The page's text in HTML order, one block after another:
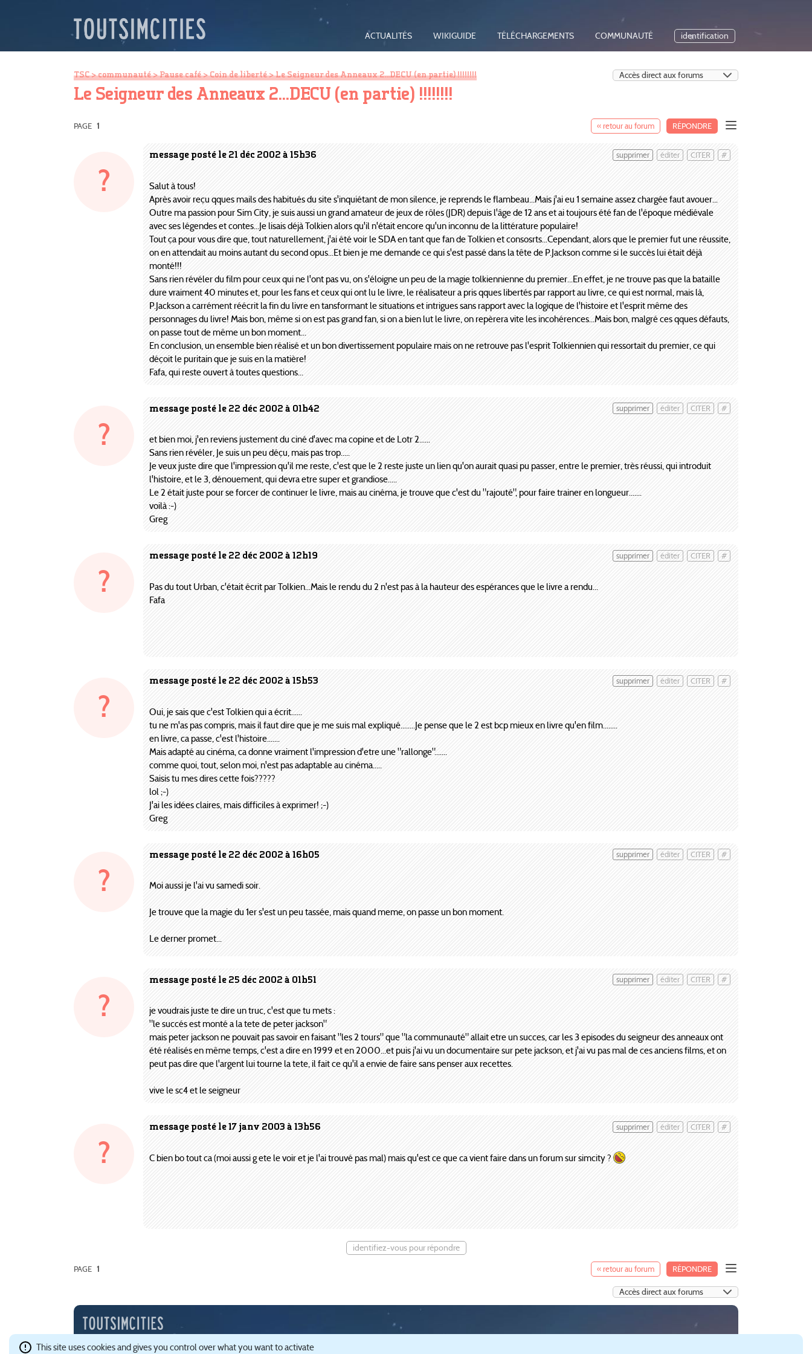
ACTUALITÉS WIKIGUIDE TÉLÉCHARGEMENTS COMMUNAUTÉ identification
TSC>communauté>Pause café>Coin de liberté> Le Seigneur des Anneaux 2...DECU (en partie) !!!!!!!!
Le Seigneur des Anneaux 2...DECU (en partie) !!!!!!!!
« retour au forum RÉPONDRE
PAGE 1
message posté le 21 déc 2002 à 15h36 #
CITER
éditer
supprimer
?
Salut à tous!
Après avoir reçu qques mails des habitués du site s'inquiétant de mon silence, je reprends le flambeau...Mais j'ai eu 1 semaine assez chargée faut avouer...
Outre ma passion pour Sim City, je suis aussi un grand amateur de jeux de rôles (JDR) depuis l'âge de 12 ans et ai toujours été fan de l'époque médiévale
avec ses légendes et contes...Je lisais déjà Tolkien alors qu'il n'était encore qu'un inconnu de la littérature populaire!
Tout ça pour vous dire que, tout naturellement, j'ai été voir le SDA en tant que fan de Tolkien et consosrts...Cependant, alors que le premier fut une réussite,
on en attendait au moins autant du second opus...Et bien je me demande ce qui s'est passé dans la tête de P.Jackson comme si le succès lui était déjà
monté!!!
Sans rien révéler du film pour ceux qui ne l'ont pas vu, on s'éloigne un peu de la magie tolkiennienne du premier...En effet, je ne trouve pas que la bataille
dure vraiment 40 minutes et, pour les fans et ceux qui ont lu le livre, le réalisateur a pris qques libertés par rapport au livre, ce qui est normal, mais là,
P.Jackson a carrément réécrit la fin du livre en tansformant le situations et intrigues sans rapport avec la logique de l'histoire et l'esprit même des
personnages du livre! Mais bon, même si on est pas grand fan, si on a bien lut le livre, on repèrera vite les incohérences...Mais bon, malgré ces qques défauts,
on passe tout de même un bon moment...
En conclusion, un ensemble bien réalisé et un bon divertissement populaire mais on ne retrouve pas l'esprit Tolkiennien qui ressortait du premier, ce qui
déçoit le puritain que je suis en la matière!
Fafa, qui reste ouvert à toutes questions...
message posté le 22 déc 2002 à 01h42 #
CITER
éditer
supprimer
?
et bien moi, j'en reviens justement du ciné d'avec ma copine et de Lotr 2......
Sans rien révéler, Je suis un peu déçu, mais pas trop.....
Je veux juste dire que l'impression qu'il me reste, c'est que le 2 reste juste un lien qu'on aurait quasi pu passer, entre le premier, très réussi, qui introduit
l'histoire, et le 3, dénouement, qui devra etre super et grandiose.....
Le 2 était juste pour se forcer de continuer le livre, mais au cinéma, je trouve que c'est du "rajouté", pour faire trainer en longueur.......
voilà :-)
Greg
message posté le 22 déc 2002 à 12h19 #
CITER
éditer
supprimer
?
Pas du tout Urban, c'était écrit par Tolkien...Mais le rendu du 2 n'est pas à la hauteur des espérances que le livre a rendu...
Fafa
message posté le 22 déc 2002 à 15h53 #
CITER
éditer
supprimer
?
Oui, je sais que c'est Tolkien qui a écrit......
tu ne m'as pas compris, mais il faut dire que je me suis mal expliqué........Je pense que le 2 est bcp mieux en livre qu'en film........
en livre, ca passe, c'est l'histoire.......
Mais adapté au cinéma, ca donne vraiment l'impression d'etre une "rallonge".......
comme quoi, tout, selon moi, n'est pas adaptable au cinéma.....
Saisis tu mes dires cette fois?????
lol ;-)
J'ai les idées claires, mais difficiles à exprimer! ;-)
Greg
message posté le 22 déc 2002 à 16h05 #
CITER
éditer
supprimer
? Moi aussi je l'ai vu samedi soir.
Je trouve que la magie du 1er s'est un peu tassée, mais quand meme, on passe un bon moment.
Le derner promet...
message posté le 25 déc 2002 à 01h51 #
CITER
éditer
supprimer
?
je voudrais juste te dire un truc, c'est que tu mets :
"le succés est monté a la tete de peter jackson"
mais peter jackson ne pouvait pas savoir en faisant "les 2 tours" que "la communauté" allait etre un succes, car les 3 episodes du seigneur des anneaux ont
été réalisés en même temps, c'est a dire en 1999 et en 2000...et puis j'ai vu un documentaire sur pete jackson, et j'ai vu pas mal de ces anciens films, et on
peut pas dire que l'argent lui tourne la tete, il fait ce qu'il a envie de faire sans penser aux recettes.
vive le sc4 et le seigneur
message posté le 17 janv 2003 à 13h56 #
CITER
éditer
supprimer
? C bien bo tout ca (moi aussi g ete le voir et je l'ai trouvé pas mal) mais qu'est ce que ca vient faire dans un forum sur simcity ?
identifiez-vous pour répondre
« retour au forum RÉPONDRE
PAGE 1
Ce site est hébergé avec brio parGandi.Confidentialité et gestion des cookies
This site uses cookies and gives you control over what you want to activate